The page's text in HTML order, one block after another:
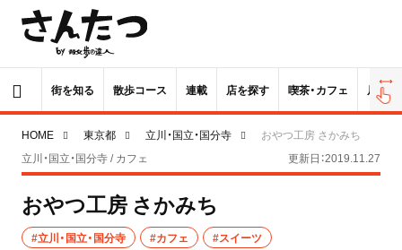
街を知る 散歩コース 連載 店を探す 喫茶・カフェ 居酒屋
HOME 東京都 立川・国立・国分寺
おやつ工房 さかみち
立川・国立・国分寺 / カフェ
更新日：2019.11.27
おやつ工房 さかみち
#立川・国立・国分寺 #カフェ #スイーツ